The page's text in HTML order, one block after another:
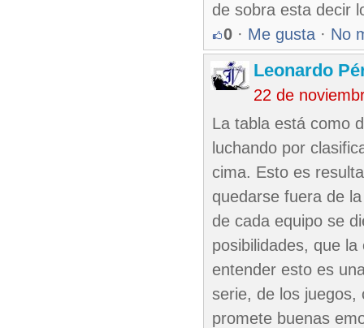
de sobra esta decir
0 · Me gusta · No
Leonardo
22 de
La tabla está como
luchando por
cima. Esto es
quedarse fuera de
de cada equipo se
posibilidades, que
entender esto es
serie, de los juegos,
promete buenas